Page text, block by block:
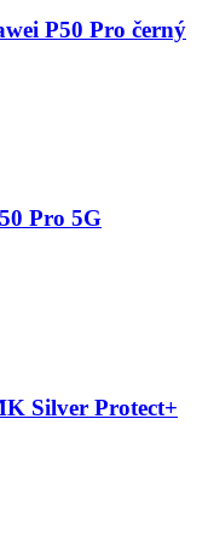
P50 Pro černý
Pro 5G
Silver Protect+